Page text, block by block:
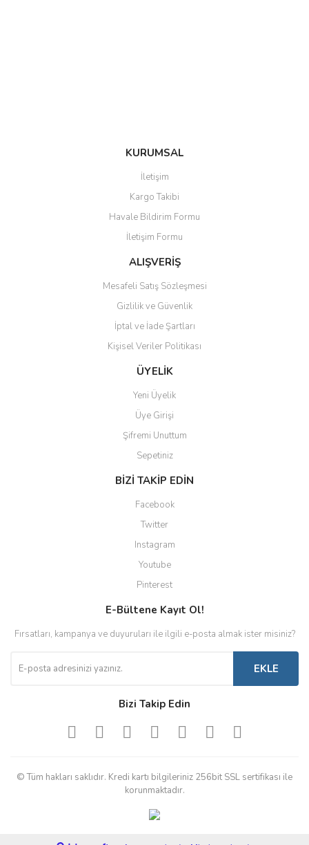
KURUMSAL
İletişim
Kargo Takibi
Havale Bildirim Formu
İletişim Formu
ALIŞVERİŞ
Mesafeli Satış Sözleşmesi
Gizlilik ve Güvenlik
İptal ve İade Şartları
Kişisel Veriler Politikası
ÜYELİK
Yeni Üyelik
Üye Girişi
Şifremi Unuttum
Sepetiniz
BİZİ TAKİP EDİN
Facebook
Twitter
Instagram
Youtube
Pinterest
E-Bültene Kayıt Ol!
Fırsatları, kampanya ve duyuruları ile ilgili e-posta almak ister misiniz?
EKLE
Bizi Takip Edin
© Tüm hakları saklıdır. Kredi kartı bilgileriniz 256bit SSL sertifikası ile
korunmaktadır.